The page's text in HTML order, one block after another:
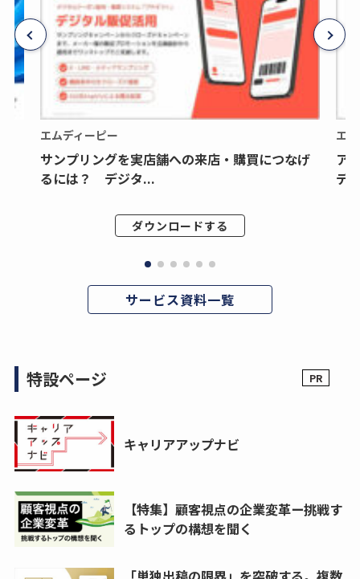
エムディーピー
サンプリングを実店舗への来店・購買につなげ
るには？ デジタ...
ダウンロードする
エ
ア
デ
サービス資料一覧
特設ページ
キャリアアップナビ
【特集】顧客視点の企業変革ー挑戦す
るトップの構想を聞く